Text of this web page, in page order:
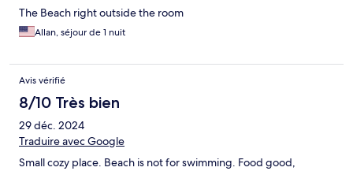
The Beach right outside the room
Allan, séjour de 1 nuit
Avis vérifié
8/10 Très bien
29 déc. 2024
Traduire avec Google
Small cozy place. Beach is not for swimming. Food good,